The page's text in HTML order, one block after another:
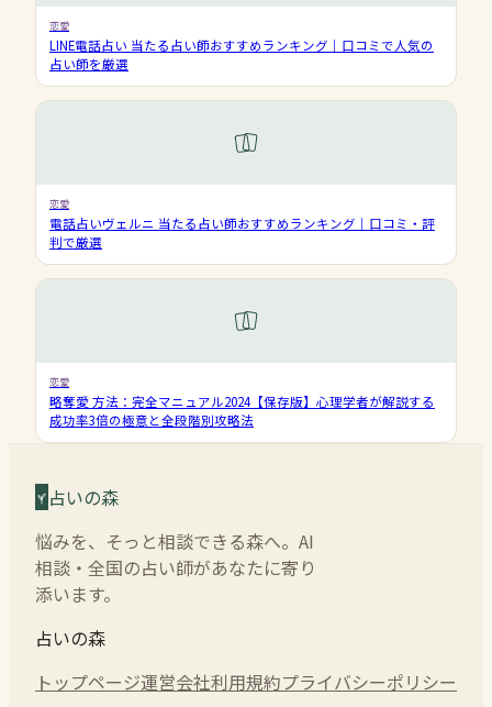
恋愛
LINE電話占い 当たる占い師おすすめランキング｜口コミで人気の
占い師を厳選
恋愛
電話占いヴェルニ 当たる占い師おすすめランキング｜口コミ・評
判で厳選
恋愛
略奪愛 方法：完全マニュアル2024【保存版】心理学者が解説する
成功率3倍の極意と全段階別攻略法
占いの森
悩みを、そっと相談できる森へ。AI
相談・全国の占い師があなたに寄り
添います。
占いの森
トップページ運営会社利用規約プライバシーポリシー